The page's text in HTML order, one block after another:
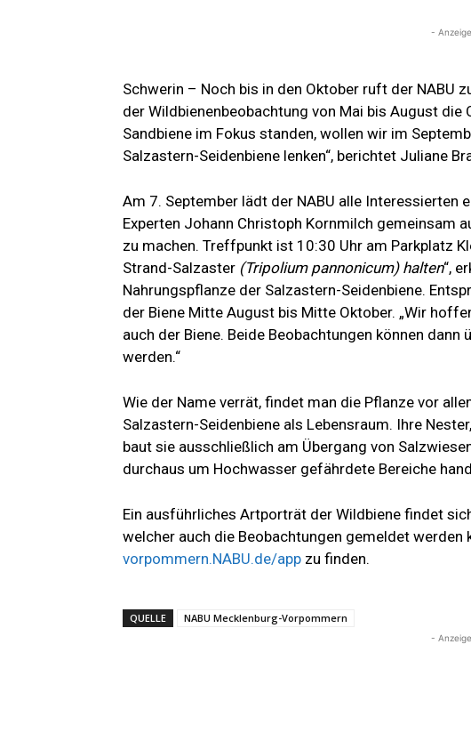
-
Schwerin – Noch bis in den Oktober ruft der NABU
der Wildbienenbeobachtung von Mai bis August
Sandbiene im Fokus standen, wollen wir im
Salzastern-Seidenbiene lenken“, berichtet Juliane
Am 7. September lädt der NABU alle Interessierten
Experten Johann Christoph Kornmilch gemeinsam
zu machen. Treffpunkt ist 10:30 Uhr am Parkplatz
Strand-Salzaster (Tripolium pannonicum) halten“,
Nahrungspflanze der Salzastern-Seidenbiene.
der Biene Mitte August bis Mitte Oktober. „Wir
auch der Biene. Beide Beobachtungen können
werden.“
Wie der Name verrät, findet man die Pflanze vor
Salzastern-Seidenbiene als Lebensraum. Ihre
baut sie ausschließlich am Übergang von
durchaus um Hochwasser gefährdete Bereiche
Ein ausführliches Artporträt der Wildbiene findet
welcher auch die Beobachtungen gemeldet werden
vorpommern.NABU.de/app zu finden.
QUELLE NABU Mecklenburg-Vorpommern
-